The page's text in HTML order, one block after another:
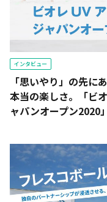
インタビュー
「思いやり」の先に
本当の楽しさ。「ビ
ャパンオープン2020